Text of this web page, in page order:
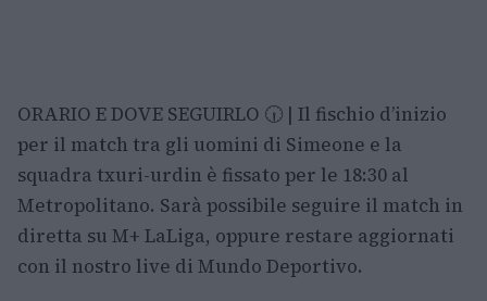
ORARIO E DOVE SEGUIRLO 🕡 | Il fischio d’inizio
per il match tra gli uomini di Simeone e la
squadra txuri-urdin è fissato per le 18:30 al
Metropolitano. Sarà possibile seguire il match in
diretta su M+ LaLiga, oppure restare aggiornati
con il nostro live di Mundo Deportivo.